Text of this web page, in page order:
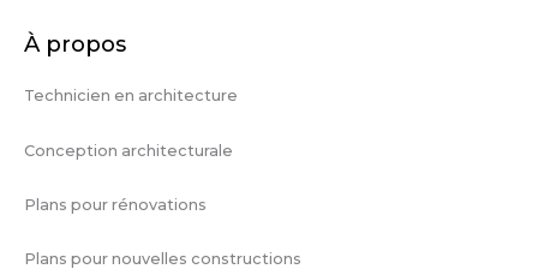
À propos
Technicien en architecture
Conception architecturale
Plans pour rénovations
Plans pour nouvelles constructions